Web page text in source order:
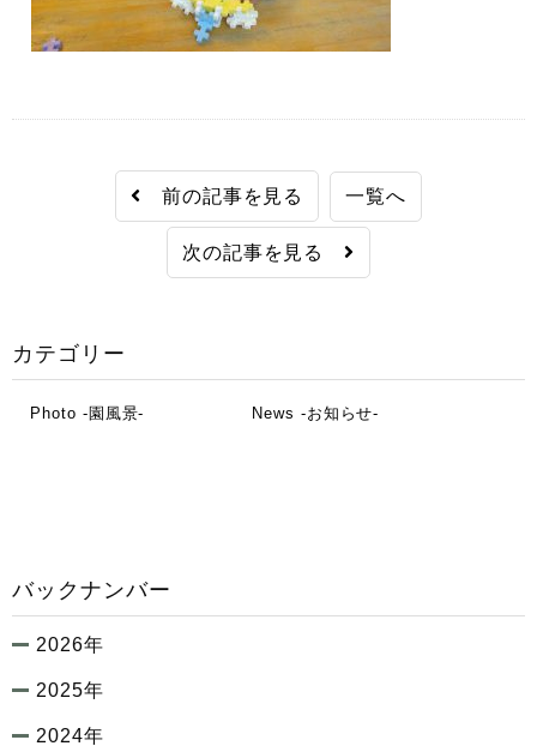
前の記事を見る 一覧へ
次の記事を見る
カテゴリー
Photo -園風景- News -お知らせ-
バックナンバー
2026年
2025年
2024年